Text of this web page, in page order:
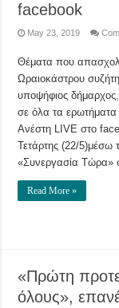
facebook
May 23, 2019
Θέματα που
Ωραιοκάστρου
υποψήφιος
σε όλα τα
Ανέστη LIVE στο
Τετάρτης (22/5)μέσω
«Συνεργασία
Read More »
«Πρώτη
όλους»,